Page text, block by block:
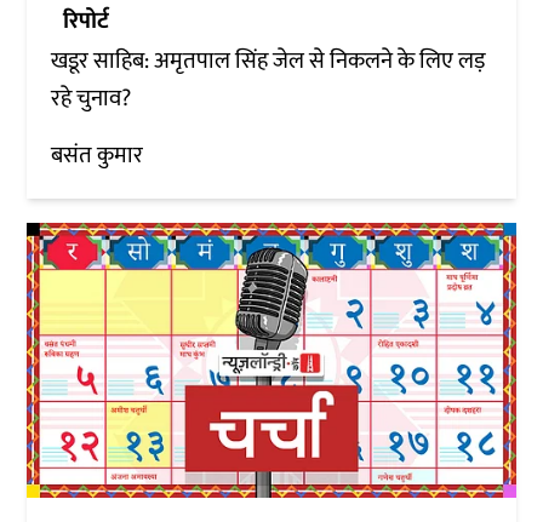
रिपोर्ट
खडूर साहिब: अमृतपाल सिंह जेल से निकलने के लिए लड़
रहे चुनाव?
बसंत कुमार